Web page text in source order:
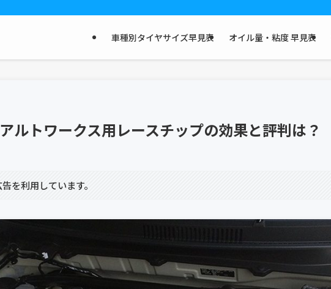
車種別タイヤサイズ早見表 オイル量・粘度 早見表
ルトワークス用レースチップの効果と評判は？
を利用しています。